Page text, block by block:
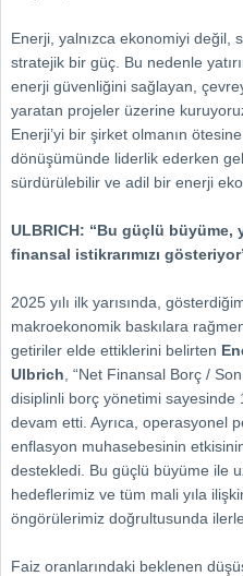
Enerji, yalnızca ekonomiyi değil,
stratejik bir güç. Bu nedenle
enerji güvenliğini sağlayan,
yaratan projeler üzerine
Enerji’yi bir şirket olmanın
dönüşümünde liderlik ederken
sürdürülebilir ve adil bir enerji
ULBRICH: “Bu güçlü büyüme,
finansal istikrarımızı
2025 yılı ilk yarısında,
makroekonomik baskılara
getiriler elde ettiklerini belirten
Ulbrich , “Net Finansal Borç /
disiplinli borç yönetimi
devam etti. Ayrıca, operasyonel
enflasyon muhasebesinin
destekledi. Bu güçlü büyüme ile
hedeflerimiz ve tüm mali yıla
öngörülerimiz doğrultusunda
Faiz oranlarındaki beklenen